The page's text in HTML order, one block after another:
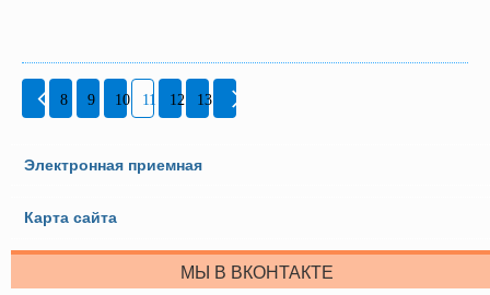
8 9 10 11 12 13
Электронная приемная
Карта сайта
МЫ В ВКОНТАКТЕ